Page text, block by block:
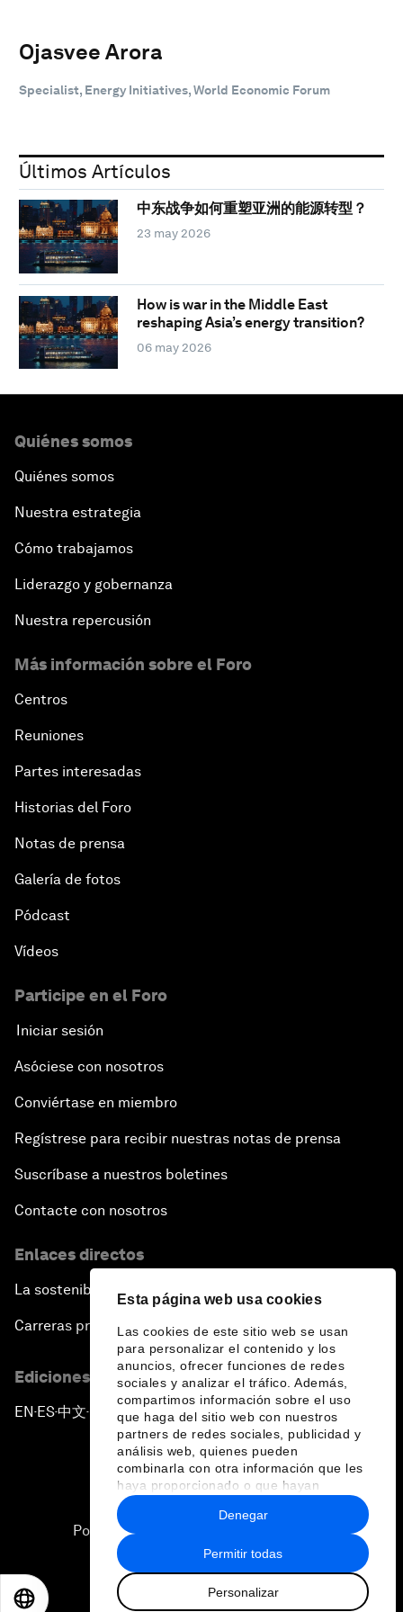
Esta página web usa cookies
Las cookies de este sitio web se usan
para personalizar el contenido y los
anuncios, ofrecer funciones de redes
sociales y analizar el tráfico. Además,
compartimos información sobre el uso
que haga del sitio web con nuestros
partners de redes sociales, publicidad y
análisis web, quienes pueden
combinarla con otra información que les
haya proporcionado o que hayan
recopilado a partir del uso que haya
hecho de sus servicios.
Permitir todas
Personalizar
Denegar
Ojasvee Arora
Specialist, Energy Initiatives, World Economic Forum
Últimos Artículos
中东战争如何重塑亚洲的能源转型？
23 may 2026
How is war in the Middle East
reshaping Asia’s energy transition?
06 may 2026
Quiénes somos
Quiénes somos
Nuestra estrategia
Cómo trabajamos
Liderazgo y gobernanza
Nuestra repercusión
Más información sobre el Foro
Centros
Reuniones
Partes interesadas
Historias del Foro
Notas de prensa
Galería de fotos
Pódcast
Vídeos
Participe en el Foro
Iniciar sesión
Asóciese con nosotros
Conviértase en miembro
Regístrese para recibir nuestras notas de prensa
Suscríbase a nuestros boletines
Contacte con nosotros
Enlaces directos
La sostenibilidad en el Foro
Carreras profesionales
Ediciones en otros idiomas
EN ▪ES▪中文▪ 日本語
Política de privacidad y normas de uso
Sitemap
2026 Foro Económico Mundial